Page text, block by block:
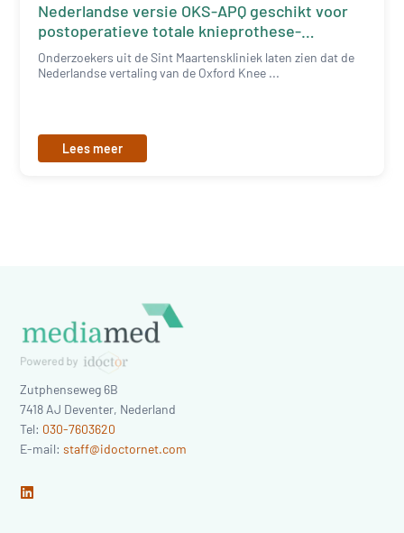
Nederlandse versie OKS-APQ geschikt voor
postoperatieve totale knieprothese-
patiënten
Onderzoekers uit de Sint Maartenskliniek laten zien dat de
Nederlandse vertaling van de Oxford Knee ...
Lees meer
Zutphenseweg 6B
7418 AJ Deventer, Nederland
Tel: 030-7603620
E-mail:staff@idoctornet.com